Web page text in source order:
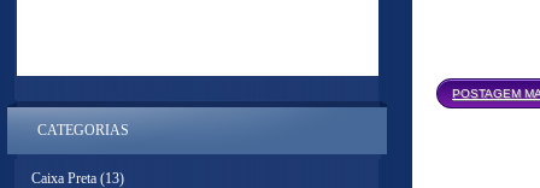
POSTAGEM
CATEGORIAS
Caixa Preta (13)